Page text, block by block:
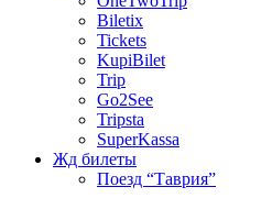
Biletix
Tickets
KupiBilet
Trip
Go2See
Tripsta
SuperKassa
Жд билеты
Поезд “Таврия”